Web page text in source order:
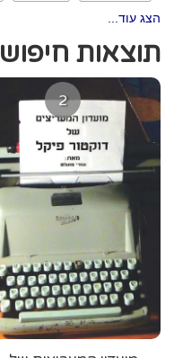
הצג עוד...
תוצאות חיפוש
2